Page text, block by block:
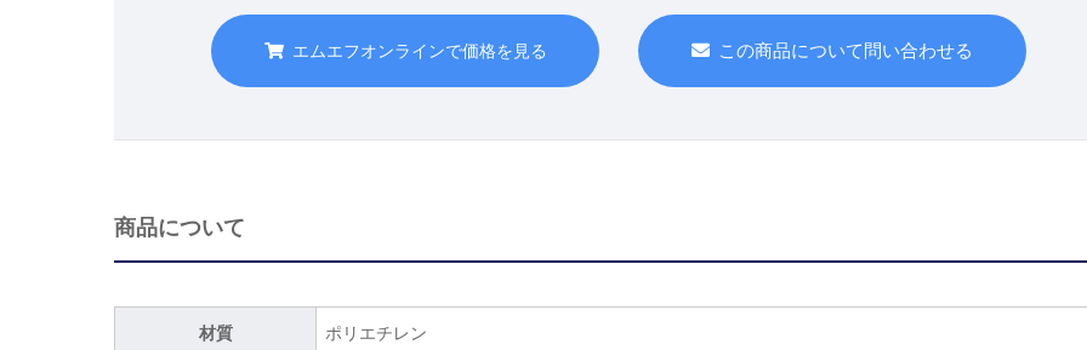
エムエフオンラインで価格を見る この商品について問い合わせる
商品について
材質 ポリエチレン